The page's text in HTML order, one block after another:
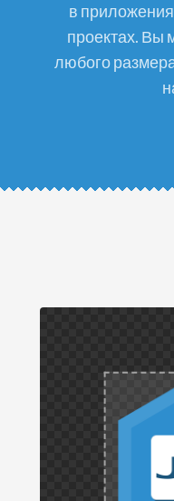
в
проектах. Вы
любого